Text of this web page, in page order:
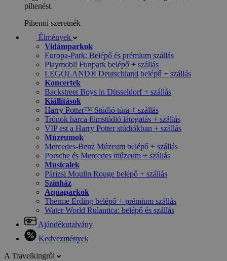
pihenést.
Pihenni szeretnék
Élmények
Vidámparkok
Europa-Park: Belépő és prémium szállás
Playmobil Funpark belépő + szállás
LEGOLAND® Deutschland belépő + szállás
Koncertek
Backstreet Boys in Düsseldorf + szállás
Kiállítások
Harry Potter™ Stúdió túra + szállás
Trónok harca filmstúdió látogatás + szállás
VIP est a Harry Potter stúdiókban + szállás
Múzeumok
Mercedes-Benz Múzeum belépő + szállás
Porsche és Mercedes múzeum + szállás
Musicalek
Párizsi Moulin Rouge belépő + szállás
Színház
Aquaparkok
Therme Erding belépő + prémium szállás
Water World Rulantica: belépő és szállás
Ajándékutalvány
Kedvezmények
A Travelkingről